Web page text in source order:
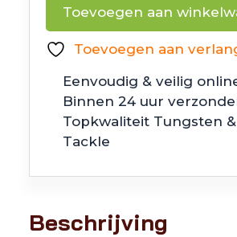
Vatalion
Skin
Lemon
aantal
Toevoegen aan
Toevoegen aan
Eenvoudig & veilig
Binnen 24 uur
Topkwaliteit Tungsten
Tackle
Beschrijving